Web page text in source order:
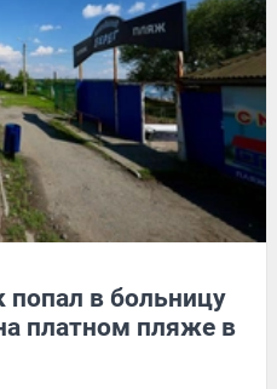
попал в больницу
платном пляже в